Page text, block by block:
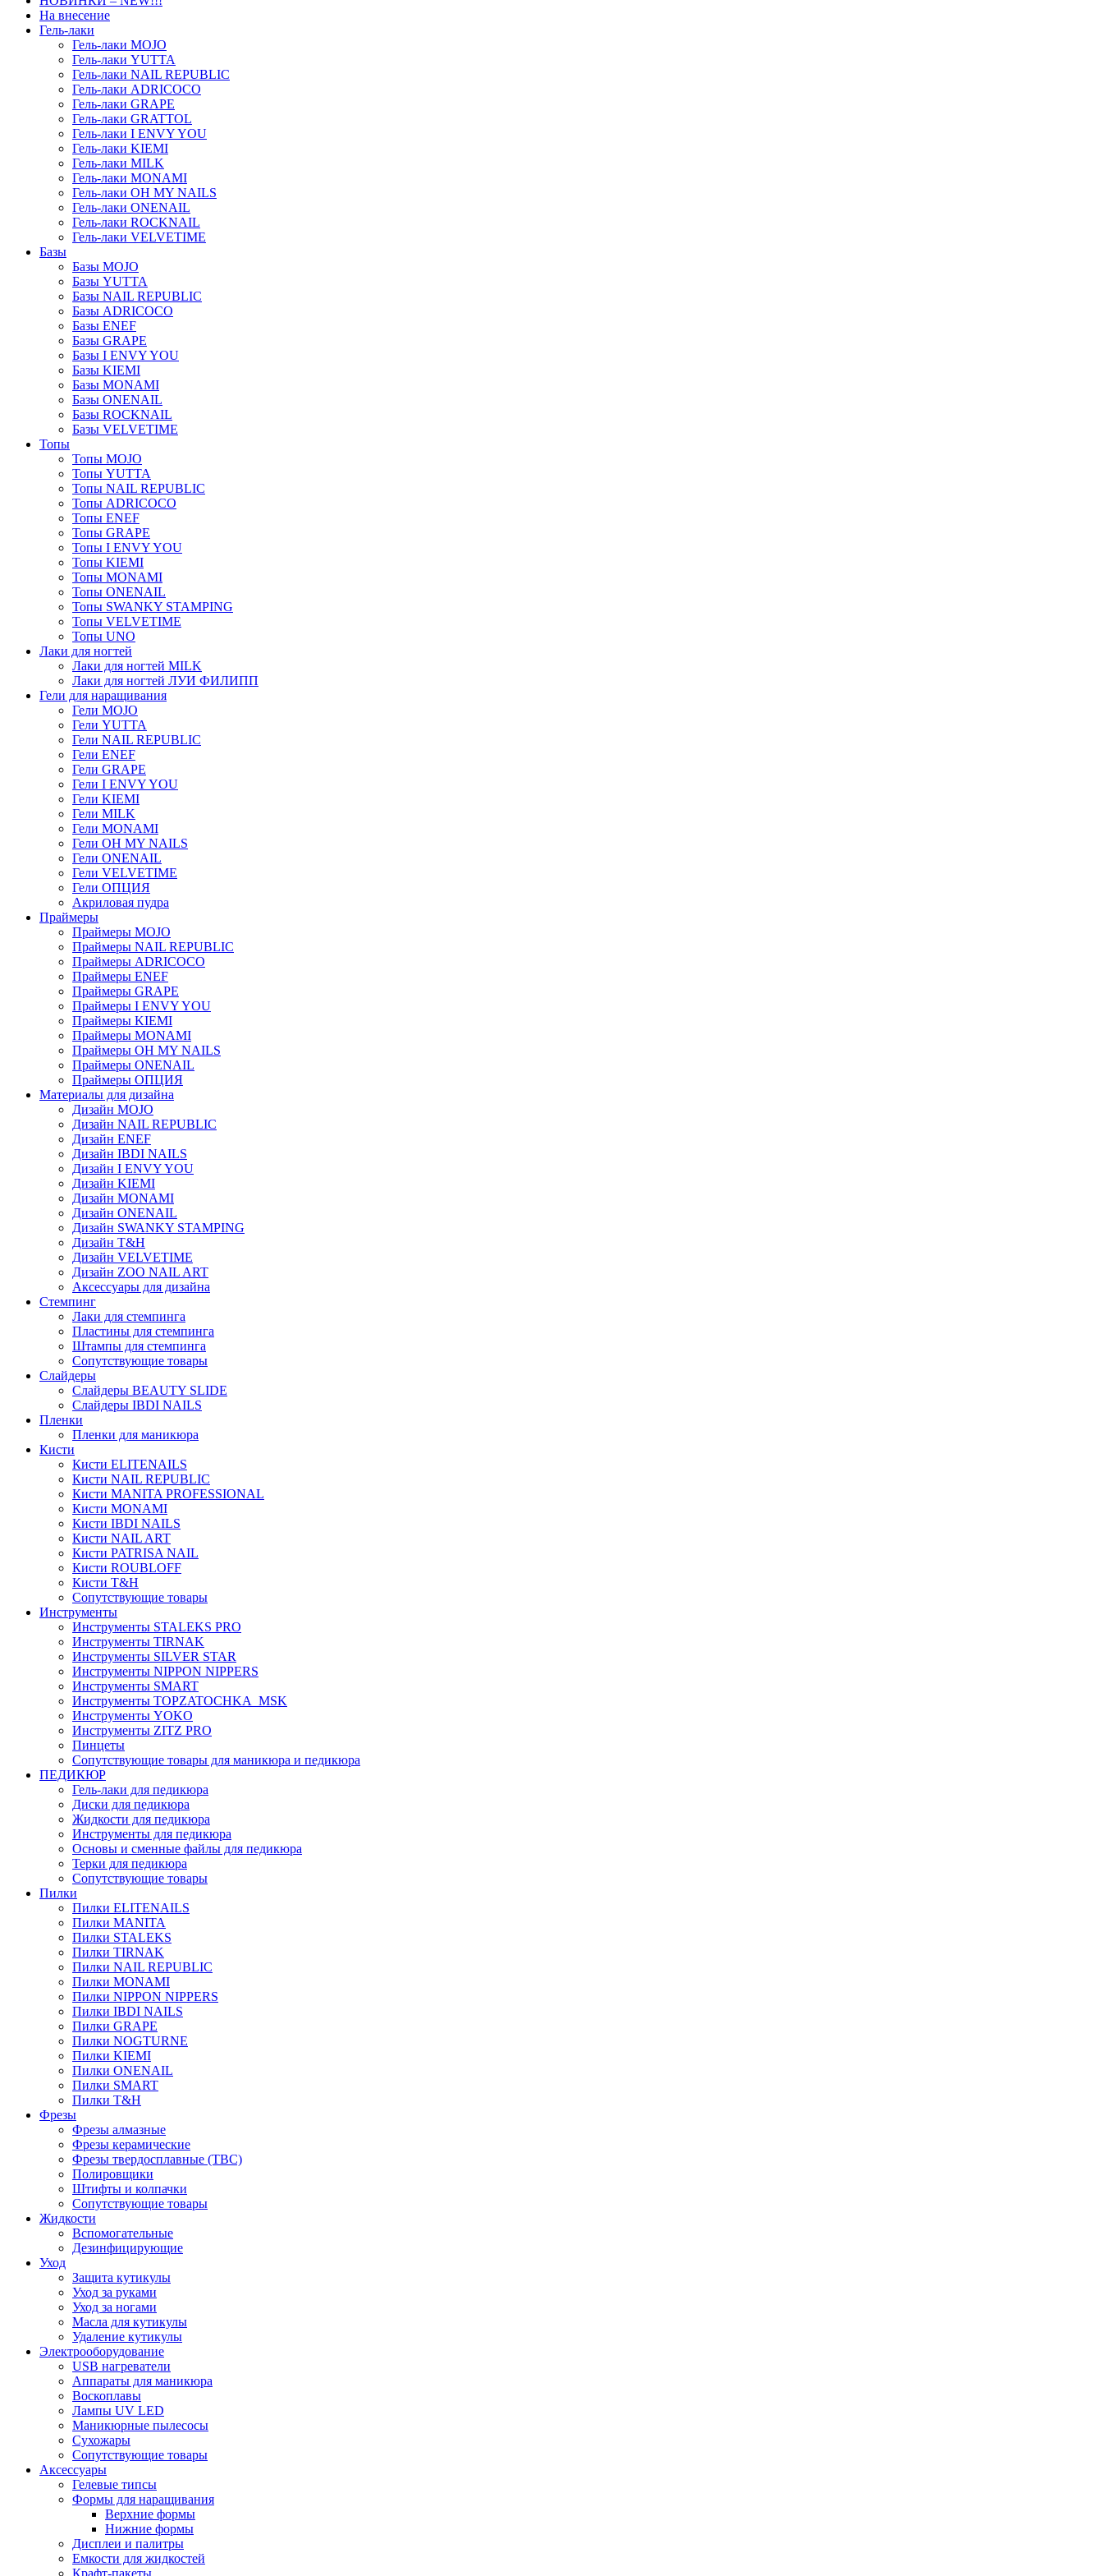
На внесение
Гель-лаки
Гель-лаки MOJO
Гель-лаки YUTTA
Гель-лаки NAIL REPUBLIC
Гель-лаки ADRICOCO
Гель-лаки GRAPE
Гель-лаки GRATTOL
Гель-лаки I ENVY YOU
Гель-лаки KIEMI
Гель-лаки MILK
Гель-лаки MONAMI
Гель-лаки OH MY NAILS
Гель-лаки ONENAIL
Гель-лаки ROCKNAIL
Гель-лаки VELVETIME
Базы
Базы MOJO
Базы YUTTA
Базы NAIL REPUBLIC
Базы ADRICOCO
Базы ENEF
Базы GRAPE
Базы I ENVY YOU
Базы KIEMI
Базы MONAMI
Базы ONENAIL
Базы ROCKNAIL
Базы VELVETIME
Топы
Топы MOJO
Топы YUTTA
Топы NAIL REPUBLIC
Топы ADRICOCO
Топы ENEF
Топы GRAPE
Топы I ENVY YOU
Топы KIEMI
Топы MONAMI
Топы ONENAIL
Топы SWANKY STAMPING
Топы VELVETIME
Топы UNO
Лаки для ногтей
Лаки для ногтей MILK
Лаки для ногтей ЛУИ ФИЛИПП
Гели для наращивания
Гели MOJO
Гели YUTTA
Гели NAIL REPUBLIC
Гели ENEF
Гели GRAPE
Гели I ENVY YOU
Гели KIEMI
Гели MILK
Гели MONAMI
Гели OH MY NAILS
Гели ONENAIL
Гели VELVETIME
Гели ОПЦИЯ
Акриловая пудра
Праймеры
Праймеры MOJO
Праймеры NAIL REPUBLIC
Праймеры ADRICOCO
Праймеры ENEF
Праймеры GRAPE
Праймеры I ENVY YOU
Праймеры KIEMI
Праймеры MONAMI
Праймеры OH MY NAILS
Праймеры ONENAIL
Праймеры ОПЦИЯ
Материалы для дизайна
Дизайн MOJO
Дизайн NAIL REPUBLIC
Дизайн ENEF
Дизайн IBDI NAILS
Дизайн I ENVY YOU
Дизайн KIEMI
Дизайн MONAMI
Дизайн ONENAIL
Дизайн SWANKY STAMPING
Дизайн T&H
Дизайн VELVETIME
Дизайн ZOO NAIL ART
Аксессуары для дизайна
Стемпинг
Лаки для стемпинга
Пластины для стемпинга
Штампы для стемпинга
Сопутствующие товары
Слайдеры
Слайдеры BEAUTY SLIDE
Слайдеры IBDI NAILS
Пленки
Пленки для маникюра
Кисти
Кисти ELITENAILS
Кисти NAIL REPUBLIC
Кисти MANITA PROFESSIONAL
Кисти MONAMI
Кисти IBDI NAILS
Кисти NAIL ART
Кисти PATRISA NAIL
Кисти ROUBLOFF
Кисти T&H
Сопутствующие товары
Инструменты
Инструменты STALEKS PRO
Инструменты TIRNAK
Инструменты SILVER STAR
Инструменты NIPPON NIPPERS
Инструменты SMART
Инструменты TOPZATOCHKA_MSK
Инструменты YOKO
Инструменты ZITZ PRO
Пинцеты
Сопутствующие товары для маникюра и педикюра
ПЕДИКЮР
Гель-лаки для педикюра
Диски для педикюра
Жидкости для педикюра
Инструменты для педикюра
Основы и сменные файлы для педикюра
Терки для педикюра
Сопутствующие товары
Пилки
Пилки ELITENAILS
Пилки MANITA
Пилки STALEKS
Пилки TIRNAK
Пилки NAIL REPUBLIC
Пилки MONAMI
Пилки NIPPON NIPPERS
Пилки IBDI NAILS
Пилки GRAPE
Пилки NOGTURNE
Пилки KIEMI
Пилки ONENAIL
Пилки SMART
Пилки T&H
Фрезы
Фрезы алмазные
Фрезы керамические
Фрезы твердосплавные (ТВС)
Полировщики
Штифты и колпачки
Сопутствующие товары
Жидкости
Вспомогательные
Дезинфицирующие
Уход
Защита кутикулы
Уход за руками
Уход за ногами
Масла для кутикулы
Удаление кутикулы
Электрооборудование
USB нагреватели
Аппараты для маникюра
Воскоплавы
Лампы UV LED
Маникюрные пылесосы
Сухожары
Сопутствующие товары
Аксессуары
Гелевые типсы
Формы для наращивания
Верхние формы
Нижние формы
Дисплеи и палитры
Емкости для жидкостей
Крафт-пакеты